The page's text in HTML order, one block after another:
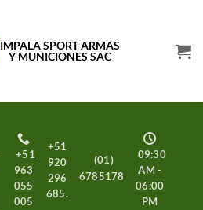
IMPALA SPORT ARMAS
Y MUNICIONES SAC
09:30
AM -
06:00
PM
+51
963
055
005
+51
920
296
685.
(01)
6785178